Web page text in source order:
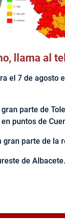
llama al
el 7 de agosto
gran parte de
puntos de
gran parte de la
de Albacete.